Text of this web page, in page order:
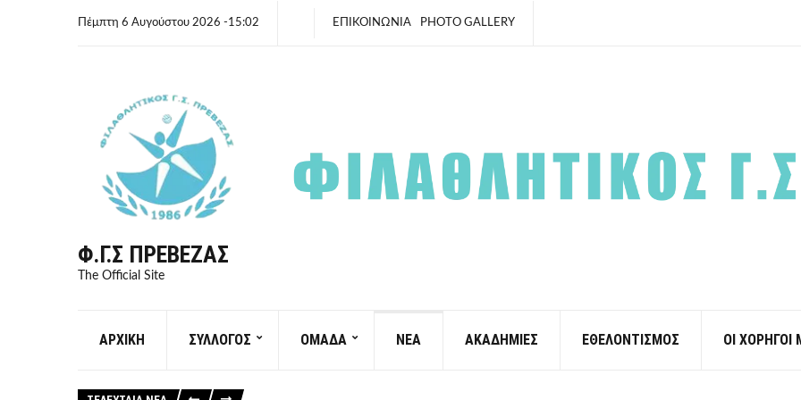
Πέμπτη 6 Αυγούστου 2026 -15:02 ΕΠΙΚΟΙΝΩΝΙΑ PHOTO GALLERY
Φ.Γ.Σ ΠΡΈΒΕΖΑΣ
The Official Site
ΑΡΧΙΚΗ ΣΥΛΛΟΓΟΣ ΟΜΑΔΑ ΝΕΑ ΑΚΑΔΗΜΙΕΣ ΕΘΕΛΟΝΤΙΣΜΟΣ ΟΙ ΧΟΡΗΓΟΙ